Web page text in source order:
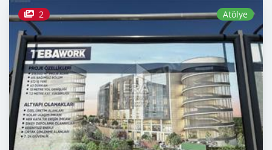
2 Atölye